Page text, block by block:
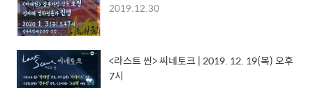
2019.12.30
<라스트 씬> 씨네토크 | 2019. 12. 19(목) 오후
7시